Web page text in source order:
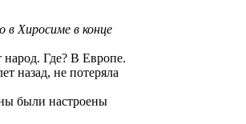
в Хиросиме в конце
народ. Где? В Европе.
назад, не потеряла
были настроены